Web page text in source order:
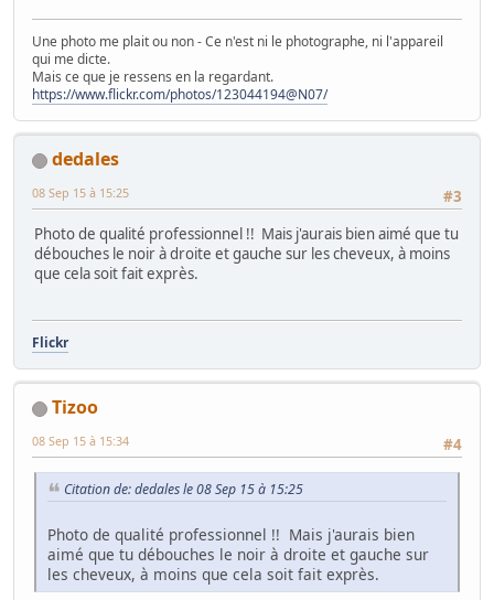
Une photo me plait ou non - Ce n'est ni le photographe, ni l'appareil
qui me dicte.
Mais ce que je ressens en la regardant.
https://www.flickr.com/photos/123044194@N07/
dedales
#3
08 Sep 15 à 15:25
Photo de qualité professionnel !! Mais j'aurais bien aimé que tu
débouches le noir à droite et gauche sur les cheveux, à moins
que cela soit fait exprès.
Flickr
Tizoo
#4
08 Sep 15 à 15:34
Citation de: dedales le 08 Sep 15 à 15:25
Photo de qualité professionnel !! Mais j'aurais bien
aimé que tu débouches le noir à droite et gauche sur
les cheveux, à moins que cela soit fait exprès.